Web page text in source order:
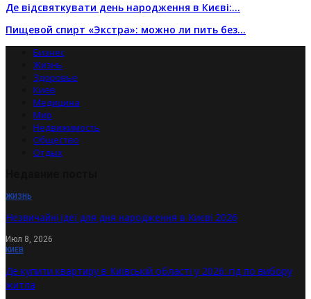
Де відсвяткувати день народження в Києві:…
Пищевой спирт «Экстра»: можно ли пить без…
Бизнес
Жизнь
Здоровье
Киев
Медицина
Мир
Недвижимость
Общество
Отдых
ЖИЗНЬ
Незвичайні ідеї для дня народження в Києві 2026
Июл 8, 2026
КИЕВ
Де купити квартиру в Київській області у 2026: гід по вибору
житла